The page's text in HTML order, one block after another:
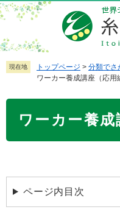
ペ
ー
ジ
の
先
メ
ニ
ュ
ー
を
本
現在地 トップページ > 分類でさ
ワーカー養成講座（応用
ワーカー養成
ページ内目次